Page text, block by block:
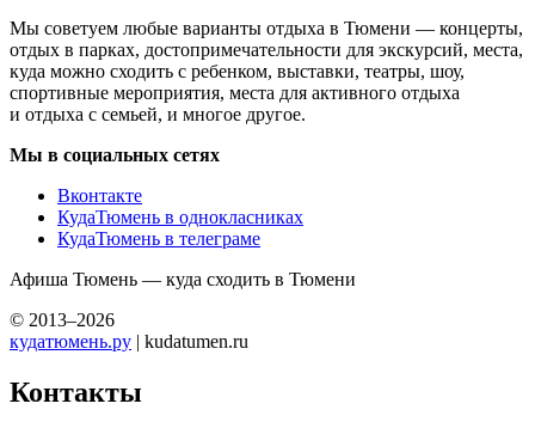
Мы советуем любые варианты отдыха в Тюмени — концерты,
отдых в парках, достопримечательности для экскурсий, места,
куда можно сходить с ребенком, выставки, театры, шоу,
спортивные мероприятия, места для активного отдыха
и отдыха с семьей, и многое другое.
Мы в социальных сетях
Вконтакте
КудаТюмень в однокласниках
КудаТюмень в телеграме
Афиша Тюмень — куда сходить в Тюмени
© 2013–2026
кудатюмень.ру | kudatumen.ru
Контакты